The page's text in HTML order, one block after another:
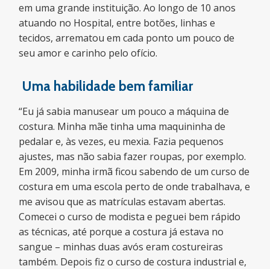
em uma grande instituição. Ao longo de 10 anos
atuando no Hospital, entre botões, linhas e
tecidos, arrematou em cada ponto um pouco de
seu amor e carinho pelo ofício.
Uma habilidade bem familiar
“Eu já sabia manusear um pouco a máquina de
costura. Minha mãe tinha uma maquininha de
pedalar e, às vezes, eu mexia. Fazia pequenos
ajustes, mas não sabia fazer roupas, por exemplo.
Em 2009, minha irmã ficou sabendo de um curso de
costura em uma escola perto de onde trabalhava, e
me avisou que as matrículas estavam abertas.
Comecei o curso de modista e peguei bem rápido
as técnicas, até porque a costura já estava no
sangue – minhas duas avós eram costureiras
também. Depois fiz o curso de costura industrial e,